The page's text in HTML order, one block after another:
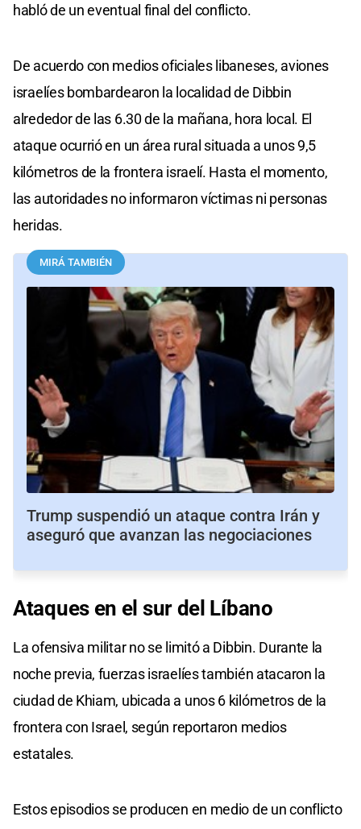
habló de un eventual final del conflicto.
De acuerdo con medios oficiales libaneses, aviones
israelíes bombardearon la localidad de Dibbin
alrededor de las 6.30 de la mañana, hora local. El
ataque ocurrió en un área rural situada a unos 9,5
kilómetros de la frontera israelí. Hasta el momento,
las autoridades no informaron víctimas ni personas
heridas.
MIRÁ TAMBIÉN
Trump suspendió un ataque contra Irán y
aseguró que avanzan las negociaciones
Ataques en el sur del Líbano
La ofensiva militar no se limitó a Dibbin. Durante la
noche previa, fuerzas israelíes también atacaron la
ciudad de Khiam, ubicada a unos 6 kilómetros de la
frontera con Israel, según reportaron medios
estatales.
Estos episodios se producen en medio de un conflicto